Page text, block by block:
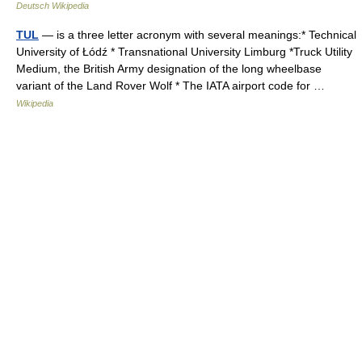
Deutsch Wikipedia
TUL — is a three letter acronym with several meanings:* Technical
University of Łódź * Transnational University Limburg *Truck Utility
Medium, the British Army designation of the long wheelbase
variant of the Land Rover Wolf * The IATA airport code for …
Wikipedia